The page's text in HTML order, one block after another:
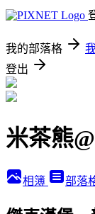
我的部落格
登出
米茶熊
相簿 部落